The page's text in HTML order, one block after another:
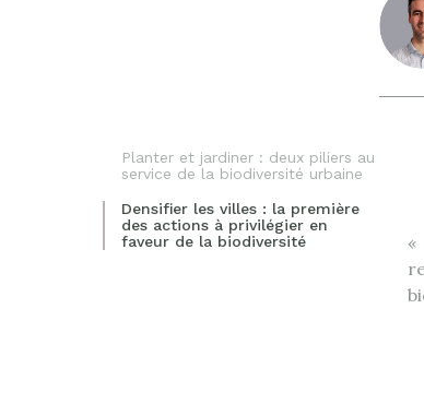
Planter et jardiner : deux piliers au
service de la biodiversité urbaine
Densifier les villes : la première
des actions à privilégier en
faveur de la biodiversité
«